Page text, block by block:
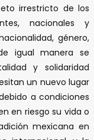
irrestricto de los
nacionales y
género,
igual manera se
y solidaridad
un nuevo lugar
a condiciones
en riesgo su vida o
mexicana en